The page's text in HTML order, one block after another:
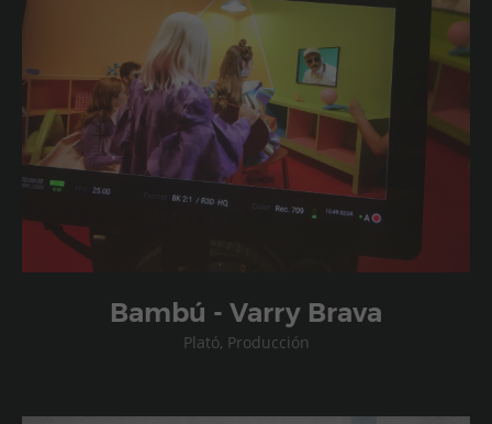
Bambú - Varry Brava
Plató, Producción